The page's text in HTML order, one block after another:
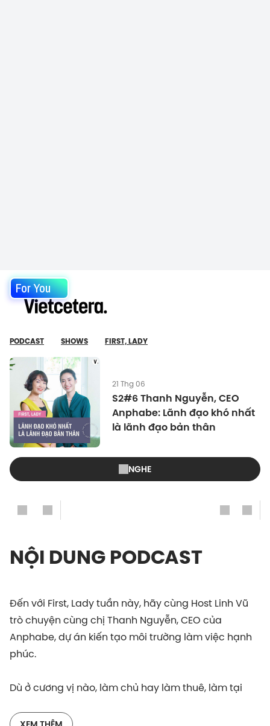
For You
PODCAST SHOWS FIRST, LADY
21 Thg 06
S2#6 Thanh Nguyễn, CEO
Anphabe: Lãnh đạo khó nhất
là lãnh đạo bản thân
NGHE
NỘI DUNG PODCAST
Đến với First, Lady tuần này, hãy cùng Host Linh Vũ
trò chuyện cùng chị Thanh Nguyễn, CEO của
Anphabe, dự án kiến tạo môi trường làm việc hạnh
phúc.
Dù ở cương vị nào, làm chủ hay làm thuê, làm tại
cần những yếu tố nhất định để có thể mang lại giá